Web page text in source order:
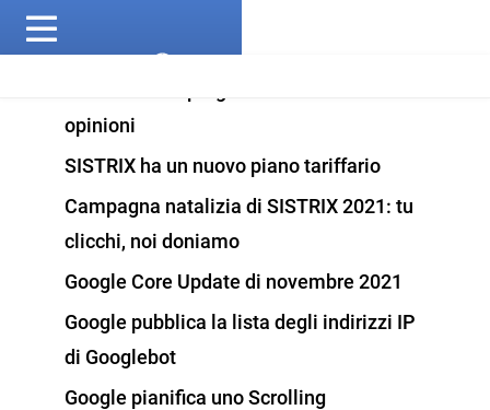
opinioni
SISTRIX ha un nuovo piano tariffario
Campagna natalizia di SISTRIX 2021: tu
clicchi, noi doniamo
Google Core Update di novembre 2021
Google pubblica la lista degli indirizzi IP
di Googlebot
Google pianifica uno Scrolling